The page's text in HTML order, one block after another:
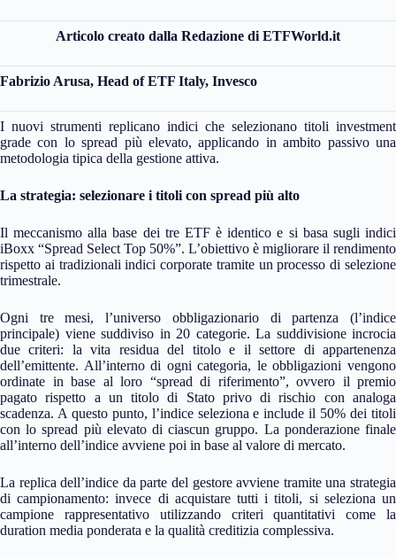
Articolo creato dalla Redazione di ETFWorld.it
Fabrizio Arusa, Head of ETF Italy, Invesco
I nuovi strumenti replicano indici che selezionano titoli investment
grade con lo spread più elevato, applicando in ambito passivo una
metodologia tipica della gestione attiva.
La strategia: selezionare i titoli con spread più alto
Il meccanismo alla base dei tre ETF è identico e si basa sugli indici
iBoxx “Spread Select Top 50%”. L’obiettivo è migliorare il rendimento
rispetto ai tradizionali indici corporate tramite un processo di selezione
trimestrale.
Ogni tre mesi, l’universo obbligazionario di partenza (l’indice
principale) viene suddiviso in 20 categorie. La suddivisione incrocia
due criteri: la vita residua del titolo e il settore di appartenenza
dell’emittente. All’interno di ogni categoria, le obbligazioni vengono
ordinate in base al loro “spread di riferimento”, ovvero il premio
pagato rispetto a un titolo di Stato privo di rischio con analoga
scadenza. A questo punto, l’indice seleziona e include il 50% dei titoli
con lo spread più elevato di ciascun gruppo. La ponderazione finale
all’interno dell’indice avviene poi in base al valore di mercato.
La replica dell’indice da parte del gestore avviene tramite una strategia
di campionamento: invece di acquistare tutti i titoli, si seleziona un
campione rappresentativo utilizzando criteri quantitativi come la
duration media ponderata e la qualità creditizia complessiva.